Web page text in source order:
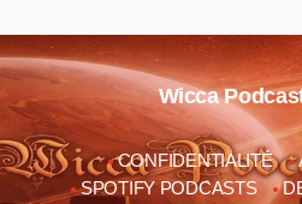
Wicca
CONFIDENTIALITÉ
SPOTIFY PODCASTS